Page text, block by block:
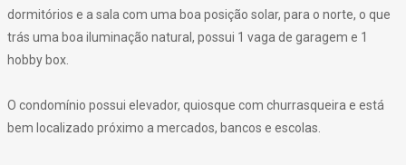
dormitórios e a sala com uma boa posição solar, para o norte, o que
trás uma boa iluminação natural, possui 1 vaga de garagem e 1
hobby box.
O condomínio possui elevador, quiosque com churrasqueira e está
bem localizado próximo a mercados, bancos e escolas.